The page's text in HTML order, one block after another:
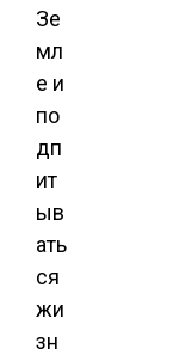
Зе
мл
е и
по
дп
ит
ыв
ать
ся
жи
зн